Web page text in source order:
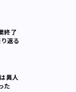
終了
返る
異人
た